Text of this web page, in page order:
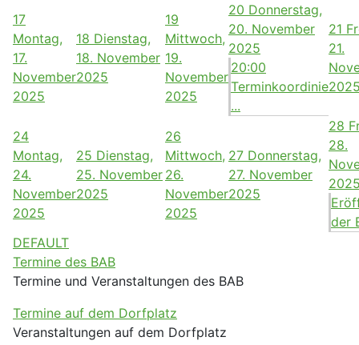
17
Montag,
17.
November
2025
18 Dienstag,
18. November
2025
19
Mittwoch,
19.
November
2025
20 Donnerstag,
20. November
2025
20:00
Terminkoordinie
...
21
21.
24
Montag,
24.
November
2025
25 Dienstag,
25. November
2025
26
Mittwoch,
26.
November
2025
27 Donnerstag,
27. November
2025
28
28.
der
DEFAULT
Termine des BAB
Termine und Veranstaltungen des BAB
Termine auf dem Dorfplatz
Veranstaltungen auf dem Dorfplatz